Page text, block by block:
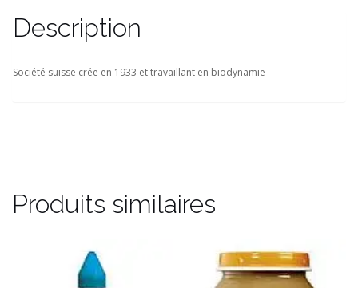
Description
Société suisse crée en 1933 et travaillant en biodynamie
Produits similaires